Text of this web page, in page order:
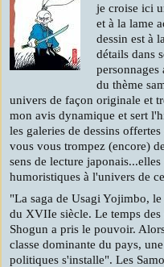
je croise ici
et à la lame
dessin est à
détails dans
du thème
univers de façon originale et
mon avis dynamique et sert
les galeries de dessins
vous vous trompez (encore)
sens de lecture
humoristiques à l'univers de
"La saga de Usagi Yojimbo,
du XVIIe siècle. Le temps
Shogun a pris le pouvoir.
classe dominante du pays,
politiques s'installe". Les